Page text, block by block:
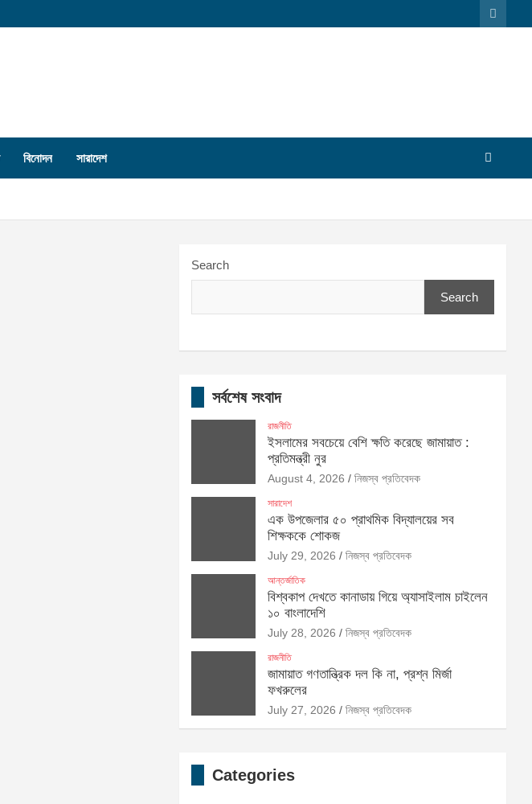
বিনোদন সারাদেশ
Search
Search
সর্বশেষ সংবাদ
রাজনীতি
ইসলামের সবচেয়ে বেশি ক্ষতি করেছে জামায়াত :
প্রতিমন্ত্রী নুর
August 4, 2026 নিজস্ব প্রতিবেদক
সারাদেশ
এক উপজেলার ৫০ প্রাথমিক বিদ্যালয়ের সব
শিক্ষককে শোকজ
July 29, 2026 নিজস্ব প্রতিবেদক
আন্তর্জাতিক
বিশ্বকাপ দেখতে কানাডায় গিয়ে অ্যাসাইলাম চাইলেন
১০ বাংলাদেশি
July 28, 2026 নিজস্ব প্রতিবেদক
রাজনীতি
জামায়াত গণতান্ত্রিক দল কি না, প্রশ্ন মির্জা
ফখরুলের
July 27, 2026 নিজস্ব প্রতিবেদক
Categories